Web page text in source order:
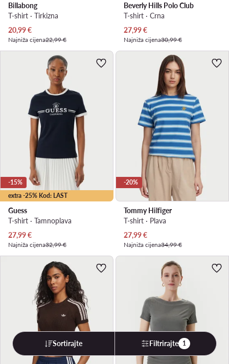
Billabong
T-shirt · Tirkizna
Trenutna cijena
20,99€
Najniža cijena22,99 €
Beverly Hills Polo Club
T-shirt · Crna
Trenutna cijena
27,99€
Najniža cijena30,99 €
extra -25% Kod: LAST
-15%
Guess
T-shirt · Tamnoplava
Trenutna cijena
27,99€
Najniža cijena32,99 €
-20%
Tommy Hilfiger
T-shirt · Plava
Trenutna cijena
27,99€
Najniža cijena34,99 €
Sortirajte Filtrirajte 1